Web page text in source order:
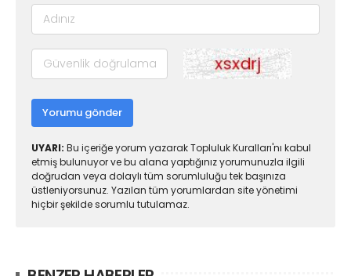
Yorumu gönder
UYARI: Bu içeriğe yorum yazarak Topluluk Kuralları'nı kabul
etmiş bulunuyor ve bu alana yaptığınız yorumunuzla ilgili
doğrudan veya dolaylı tüm sorumluluğu tek başınıza
üstleniyorsunuz. Yazılan tüm yorumlardan site yönetimi
hiçbir şekilde sorumlu tutulamaz.